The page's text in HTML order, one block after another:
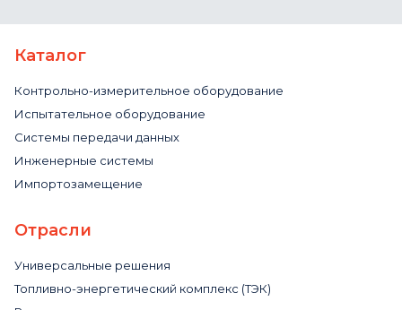
Каталог
Контрольно-измерительное оборудование
Испытательное оборудование
Системы передачи данных
Инженерные системы
Импортозамещение
Отрасли
Универсальные решения
Топливно-энергетический комплекс (ТЭК)